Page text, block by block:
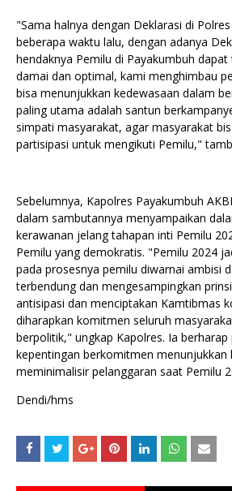
"Sama halnya dengan Deklarasi di
beberapa waktu lalu, dengan adanya
hendaknya Pemilu di Payakumbuh
damai dan optimal, kami menghimbau
bisa menunjukkan kedewasaan dalam
paling utama adalah santun
simpati masyarakat, agar masyarakat
partisipasi untuk mengikuti Pemilu,"
Sebelumnya, Kapolres Payakumbuh
dalam sambutannya menyampaikan
kerawanan jelang tahapan inti Pemilu
Pemilu yang demokratis. "Pemilu 2024
pada prosesnya pemilu diwarnai ambisi
terbendung dan mengesampingkan
antisipasi dan menciptakan Kamtibmas
diharapkan komitmen seluruh
berpolitik," ungkap Kapolres. Ia berharap
kepentingan berkomitmen menunjukkan
meminimalisir pelanggaran saat Pemilu
Dendi/hms